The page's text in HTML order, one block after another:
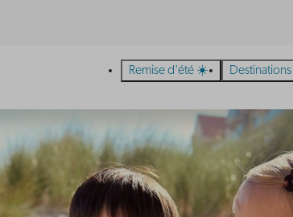
Remise d'été ☀️ Destinations